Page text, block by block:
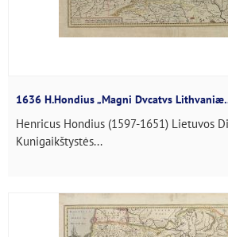
1636 H.Hondius „Magni Dvcatvs
Henricus Hondius (1597-1651) Lietuvos
Kunigaikštystės...